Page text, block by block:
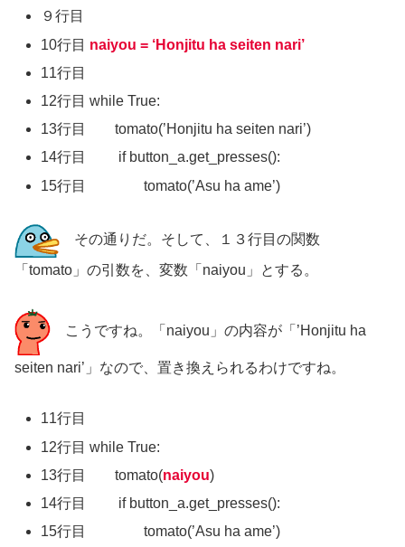
９行目
10行目 naiyou = ‘Honjitu ha seiten nari’
11行目
12行目 while True:
13行目 tomato(’Honjitu ha seiten nari’)
14行目 if button_a.get_presses():
15行目 tomato(’Asu ha ame’)
その通りだ。そして、１３行目の関数
「tomato」の引数を、変数「naiyou」とする。
こうですね。「naiyou」の内容が「’Honjitu ha
seiten nari’」なので、置き換えられるわけですね。
11行目
12行目 while True:
13行目 tomato(naiyou)
14行目 if button_a.get_presses():
15行目 tomato(’Asu ha ame’)